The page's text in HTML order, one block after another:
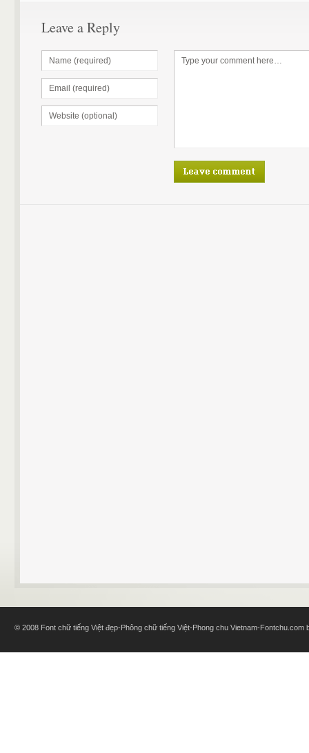
Leave a Reply
© 2008 Font chữ tiếng Việt đẹp-Phông chữ tiếng Việt-Phong chu Vietnam-Fontchu.com